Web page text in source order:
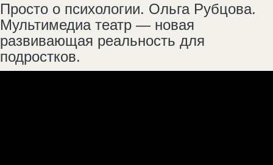
Просто о психологии. Ольга Рубцова.
Мультимедиа театр — новая
развивающая реальность для
подростков.